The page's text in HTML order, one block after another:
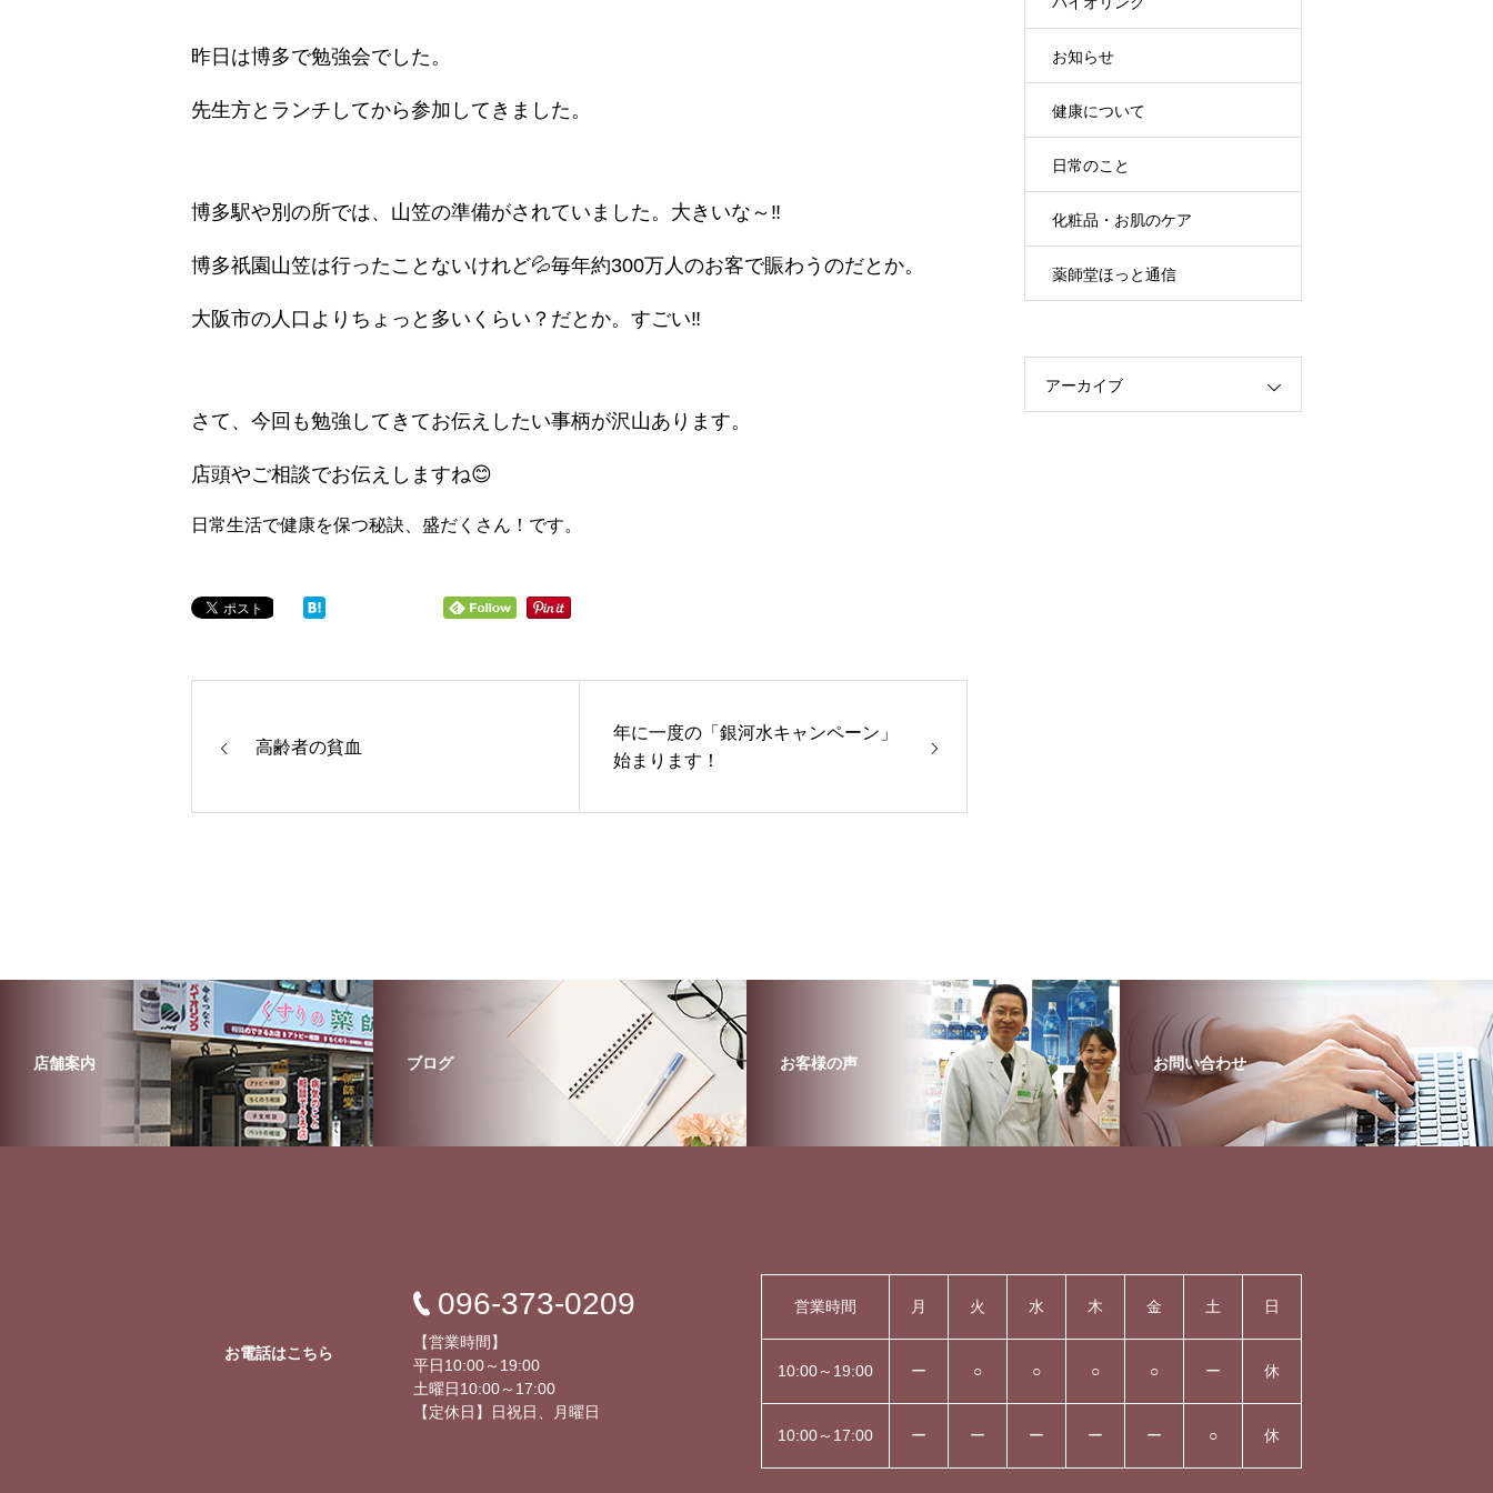
昨日は博多で勉強会でした。
先生方とランチしてから参加してきました。
博多駅や別の所では、山笠の準備がされていました。大きいな～‼️
博多祇園山笠は行ったことないけれど💦毎年約300万人のお客で賑わうのだとか。
大阪市の人口よりちょっと多いくらい？だとか。すごい‼️
さて、今回も勉強してきてお伝えしたい事柄が沢山あります。
店頭やご相談でお伝えしますね😊
日常生活で健康を保つ秘訣、盛だくさん！です。
高齢者の貧血
年に一度の「銀河水キャンペーン」
始まります！
お知らせ
健康について
日常のこと
化粧品・お肌のケア
薬師堂ほっと通信
アーカイブ
店舗案内 ブログ お客様の声 お問い合わせ
お電話はこちら
096-373-0209
【営業時間】
平日10:00～19:00
土曜日10:00～17:00
【定休日】日祝日、月曜日
営業時間 月 火 水 木 金 土 日
10:00～19:00 ー ○ ○ ○ ○ ー 休
10:00～17:00 ー ー ー ー ー ○ 休